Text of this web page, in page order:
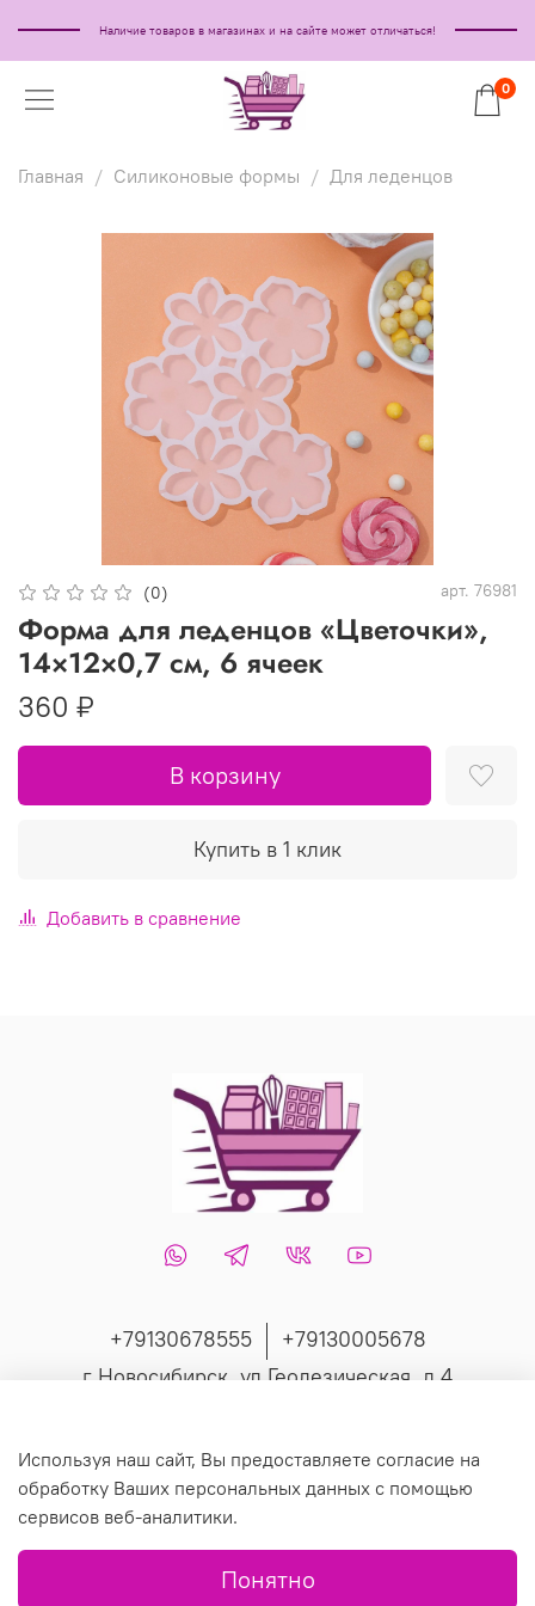
Наличие товаров в магазинах и на сайте может отличаться!
0
Главная Силиконовые формы Для леденцов
(0) арт. 76981
Форма для леденцов «Цветочки»,
14×12×0,7 см, 6 ячеек
360 ₽
В корзину
Купить в 1 клик
Добавить в сравнение
+79130678555
+79130005678
г Новосибирск, ул Геодезическая, д 4
© 2019 Любое использование контента без письменного
разрешения запрещено.
Используя наш сайт, Вы предоставляете согласие на
обработку Ваших персональных данных с помощью
сервисов веб-аналитики.
Понятно